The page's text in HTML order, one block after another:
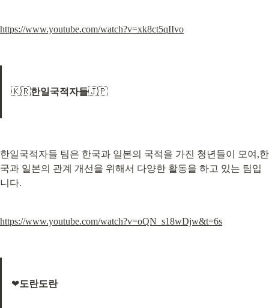
https://www.youtube.com/watch?v=xk8ct5qIIvo
🇰🇷한일국적자들🇯🇵
한일국적자들 팀은 한국과 일본의 국적을 가진 청년들이 모여,한
국과 일본의 관계 개선을 위해서 다양한 활동을 하고 있는 팀입
니다.
https://www.youtube.com/watch?v=oQN_s18wDjw&t=6s
❤도란도란